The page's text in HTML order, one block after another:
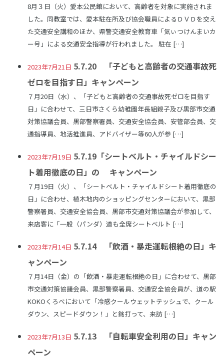
8月３日（火）愛本公民館において、高齢者を対象に実施されま
した。同教室では、愛本駐在所及び協会職員によるＤＶＤを交え
た交通安全講和のほか、県警交通安全教育車「気ぃつけんまいカ
ー号」による交通安全指導が行われました。 駐在 […]
2023年7月21日 5.7.20 「子どもと高齢者の交通事故死
ゼロを目指す日」キャンペーン
７月20日（水）、「子どもと高齢者の交通事故死ゼロを目指す
日」に合わせて、三日市さくら幼稚園年長組親子及び黒部市交通
対策協議会員、黒部警察署員、交通安全協会員、安管部会員、交
通指導員、地活推進員、アドバイザー等60人が参 […]
2023年7月19日 5.7.19「シートベルト・チャイルドシー
ト着用徹底の日」の キャンペーン
７月19日（火）、「シートベルト・チャイルドシート着用徹底の
日」に合わせ、植木地内のショッピングセンターにおいて、黒部
警察署員、交通安全協会員、黒部市交通対策協議会が参加して、
来店客に「一般（パンダ）道も全席シートベルト […]
2023年7月14日 5.7.14 「飲酒・暴走運転根絶の日」キ
ャンペーン
７月14日（金）の「飲酒・暴走運転根絶の日」に合わせて、黒部
市交通対策協議会員、黒部警察署員、交通安全協会員が、道の駅
KOKOくろべにおいて「冷感クールウェットテッシュで、クール
ダウン、スピードダウン！」と銘打って、来訪 […]
2023年7月13日 5.7.13 「自転車安全利用の日」キャン
ペーン